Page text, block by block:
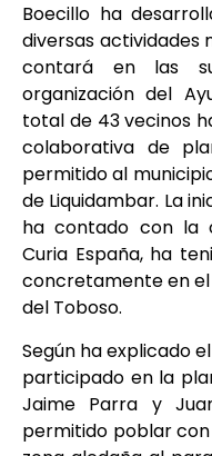
Boecillo ha
diversas actividades
contará en las
organización del
total de 43 vecinos
colaborativa de
permitido al
de Liquidambar. La
ha contado con la
Curia España, ha
concretamente en el
del Toboso.
Según ha explicado
participado en la
Jaime Parra y
permitido poblar